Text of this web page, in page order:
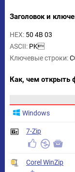
Заголовок и
HEX: 50 4B 03
ASCII: PK
Ключевые строки:
Как, чем открыть
Windows
7-Zip
Corel WinZip